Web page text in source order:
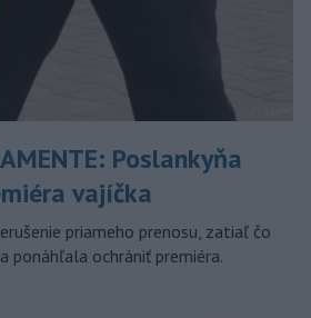
Poslankyňa
vajíčka
priameho prenosu, zatiaľ čo
ponáhľala ochrániť premiéra.